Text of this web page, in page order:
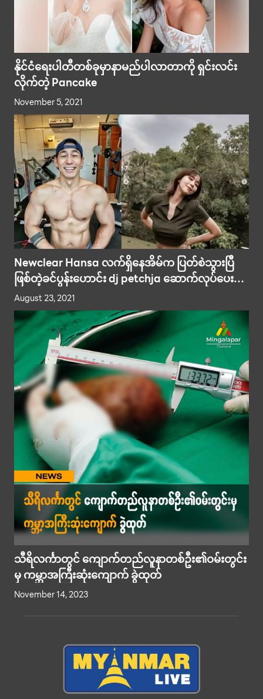
နိုင်ငံရေးပါတီတစ်ခုမှာနာမည်ပါလာတာကို ရှင်းလင်း
လိုက်တဲ့ Pancake
November 5, 2021
Newclear Hansa လက်ရှိနေအိမ်က ပြတ်စဲသွားပြီ
ဖြစ်တဲ့ခင်ပွန်းဟောင်း dj petchja ဆောက်လုပ်ပေး
ထားတာမဟုတ်ကြောင်းဖြေရှင်း
August 23, 2021
သီရိလင်္ကာတွင် ကျောက်တည်လူနာတစ်ဦး၏ဝမ်းတွင်း
မှ ကမ္ဘာအကြီးဆုံးကျောက် ခွဲထုတ်
November 14, 2023